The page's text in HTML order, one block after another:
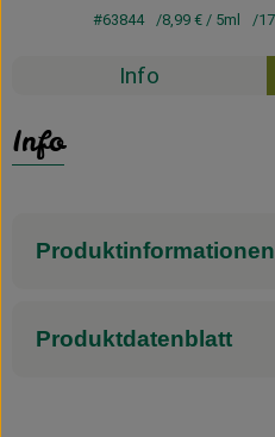
Haus, Garten & Co.
Lieferservice
Blog
#63844 8,99 € / 5ml
Info
Info
Produktinformationen
Produktdatenblatt